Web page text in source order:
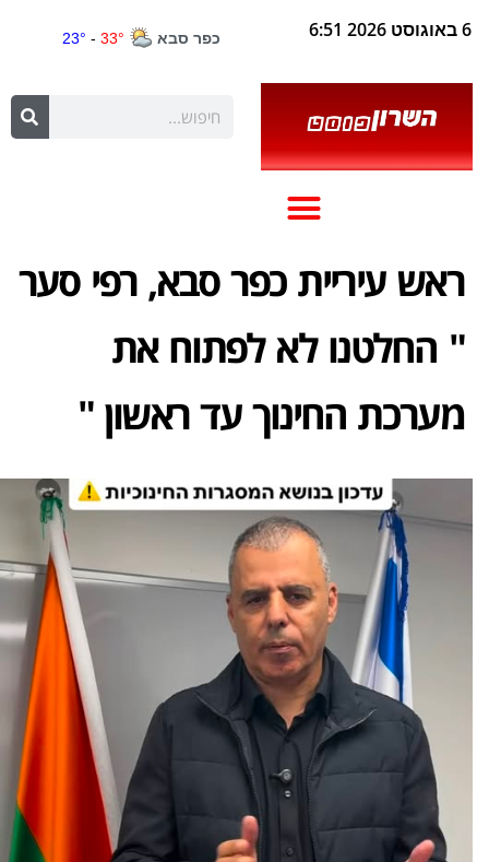
6 באוגוסט 2026 6:51
ראש עיריית כפר סבא, רפי סער
" החלטנו לא לפתוח את
מערכת החינוך עד ראשון "